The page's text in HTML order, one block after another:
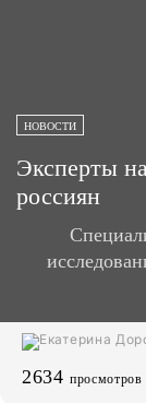
НОВОСТИ
Эксперты
россиян
2634 просмотров